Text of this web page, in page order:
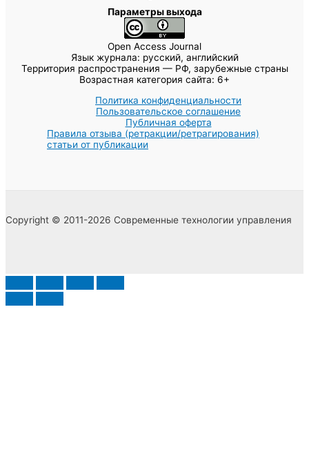
Параметры выхода
Open Access Journal
Язык журнала: русский, английский
Территория распространения — РФ, зарубежные страны
Возрастная категория сайта: 6+
Политика конфиденциальности
Пользовательское соглашение
Публичная оферта
Правила отзыва (ретракции/ретрагирования)
статьи от публикации
Copyright © 2011-2026 Современные технологии управления